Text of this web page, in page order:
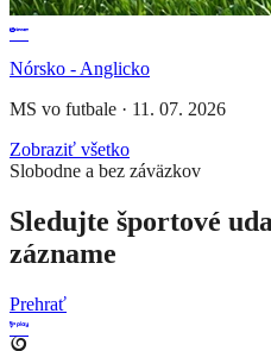
Nórsko - Anglicko
MS vo futbale · 11. 07. 2026
Zobraziť všetko
Slobodne a bez záväzkov
Sledujte športové
zázname
Prehrať